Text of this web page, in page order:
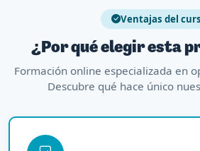
Ventajas del
¿Por qué elegir esta
Formación online especializada en
Descubre qué hace único